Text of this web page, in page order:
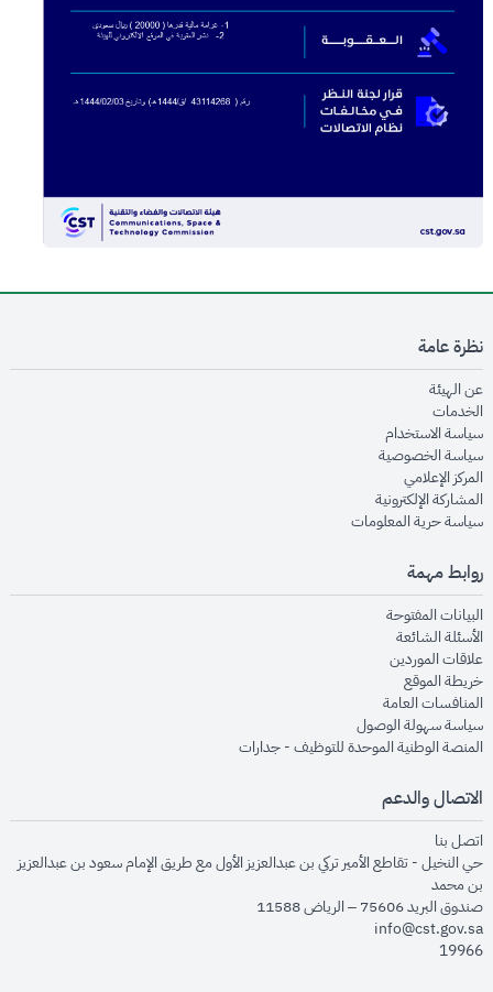
نظرة عامة
عن الهيئةopens in new window
الخدماتopens in new window
سياسة الاستخدام
سياسة الخصوصيةopens in new window
المركز الإعلاميopens in new window
المشاركة الإلكترونيةopens in new window
سياسة حرية المعلوماتopens in new window
روابط مهمة
البيانات المفتوحةopens in new window
الأسئلة الشائعةopens in new window
علاقات الموردينopens in new window
خريطة الموقعopens in new window
المنافسات العامةopens in new window
سياسة سهولة الوصولopens in new window
المنصة الوطنية الموحدة للتوظيف - جداراتopens in new window
الاتصال والدعم
اتصل بنا
حي النخيل - تقاطع الأمير تركي بن عبدالعزيز الأول مع طريق الإمام سعود بن عبدالعزيز
بن محمد
صندوق البريد 75606 – الرياض 11588
info@cst.gov.sa
19966